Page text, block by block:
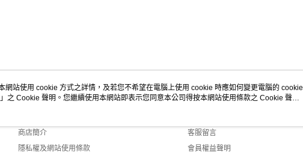
關於我們
商店簡介
隱私權及網站使用條款
客服資訊
客服留言
會員權益聲明
網站使用 cookie 方式之詳情，及若您不希望在電腦上使用 cookie 時應如何變更電腦的 cookie
」之 Cookie 聲明。您繼續使用本網站即表示您同意本公司得按本網站使用條款之 Cookie 聲明